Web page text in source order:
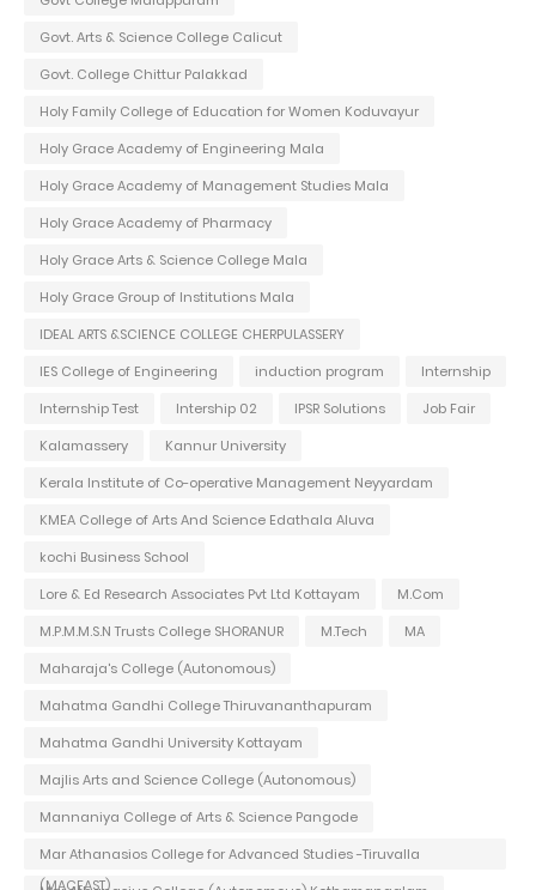
Govt. Arts & Science College Calicut
Govt. College Chittur Palakkad
Holy Family College of Education for Women Koduvayur
Holy Grace Academy of Engineering Mala
Holy Grace Academy of Management Studies Mala
Holy Grace Academy of Pharmacy
Holy Grace Arts & Science College Mala
Holy Grace Group of Institutions Mala
IDEAL ARTS &SCIENCE COLLEGE CHERPULASSERY
IES College of Engineering
induction program
Internship
Internship Test
Intership 02 IPSR Solutions
Job Fair
Kalamassery
Kannur University
Kerala Institute of Co-operative Management Neyyardam
KMEA College of Arts And Science Edathala Aluva
kochi Business School
Lore & Ed Research Associates Pvt Ltd Kottayam
M.Com
M.P.M.M.S.N Trusts College SHORANUR
M.Tech
MA
Maharaja's College (Autonomous)
Mahatma Gandhi College Thiruvananthapuram
Mahatma Gandhi University Kottayam
Majlis Arts and Science College (Autonomous)
Mannaniya College of Arts & Science Pangode
Mar Athanasios College for Advanced Studies -Tiruvalla
(MACFAST)